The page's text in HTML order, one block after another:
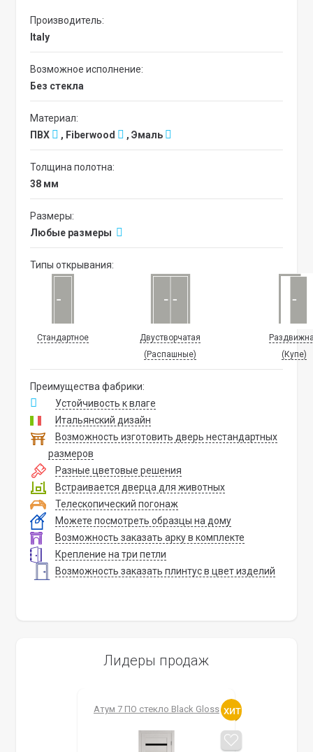
Производитель:
Italy
Возможное исполнение:
без стекла
Материал:
ПВХ
, Fiberwood , Эмаль
Толщина полотна:
38 мм
Размеры:
Любые размеры
Типы открывания:
Стандартное
Двустворчатая
(Распашные)
(Купе)
Преимущества фабрики:
Устойчивость к влаге
Итальянский дизайн
Возможность изготовить дверь нестандартных
размеров
Разные цветовые решения
Встраивается дверца для животных
Телескопический погонаж
Можете посмотреть образцы на дому
Возможность заказать арку в комплекте
Крепление на три петли
Возможность заказать плинтус в цвет изделий
Лидеры продаж
Атум 7 ПО стекло Black Gloss